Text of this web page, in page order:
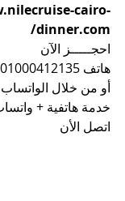
cairo-
dinner.com/
احجـــــز الآن
أو من خلال الواتساب
اتصل الأن